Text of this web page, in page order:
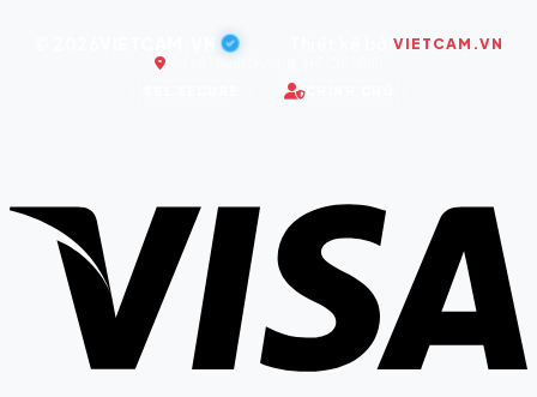
VIETCAM.VN
Trụ sở: Bình Dương, Hồ Chí Minh
CHÍNH CHỦ